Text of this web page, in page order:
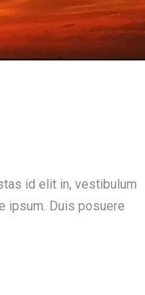
id elit in, vestibulum
ipsum. Duis posuere